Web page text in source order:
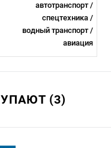
автотранспорт /
спецтехника /
водный транспорт /
авиация
(3)